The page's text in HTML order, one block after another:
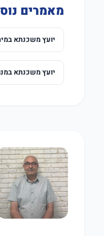
מאמרים
יועץ משכנתא
יועץ משכנתא